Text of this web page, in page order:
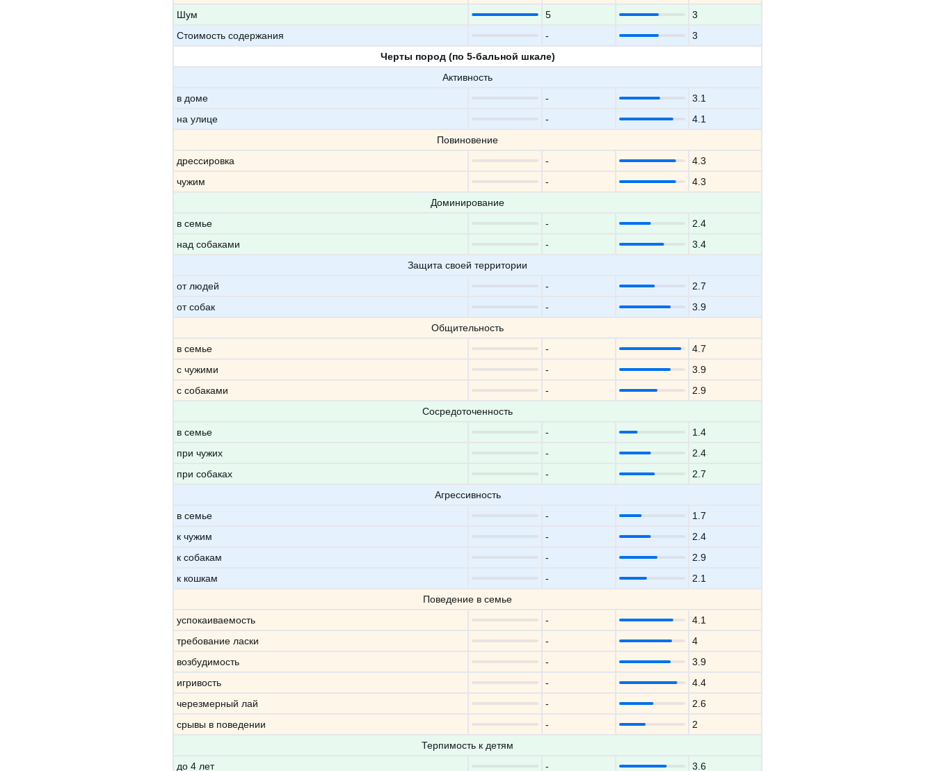
Шум
5
3
Стоимость содержания
-
3
Черты пород (по 5-бальной шкале)
Активность
в доме
-
3.1
на улице
-
4.1
Повиновение
дрессировка
-
4.3
чужим
-
4.3
Доминирование
в семье
-
2.4
над собаками
-
3.4
Защита своей территории
от людей
-
2.7
от собак
-
3.9
Общительность
в семье
-
4.7
с чужими
-
3.9
с собаками
-
2.9
Сосредоточенность
в семье
-
1.4
при чужих
-
2.4
при собаках
-
2.7
Агрессивность
в семье
-
1.7
к чужим
-
2.4
к собакам
-
2.9
к кошкам
-
2.1
Поведение в семье
успокаиваемость
-
4.1
требование ласки
-
4
возбудимость
-
3.9
игривость
-
4.4
черезмерный лай
-
2.6
срывы в поведении
-
2
Терпимость к детям
до 4 лет
-
3.6